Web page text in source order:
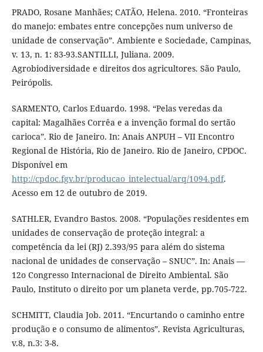
PRADO, Rosane Manhães; CATÃO, Helena. 2010. “Fronteiras
do manejo: embates entre concepções num universo de
unidade de conservação”. Ambiente e Sociedade, Campinas,
v. 13, n. 1: 83-93.SANTILLI, Juliana. 2009.
Agrobiodiversidade e direitos dos agricultores. São Paulo,
Peirópolis.
SARMENTO, Carlos Eduardo. 1998. “Pelas veredas da
capital: Magalhães Corrêa e a invenção formal do sertão
carioca”. Rio de Janeiro. In: Anais ANPUH – VII Encontro
Regional de História, Rio de Janeiro. Rio de Janeiro, CPDOC.
Disponível em
http://cpdoc.fgv.br/producao_intelectual/arq/1094.pdf.
Acesso em 12 de outubro de 2019.
SATHLER, Evandro Bastos. 2008. “Populações residentes em
unidades de conservação de proteção integral: a
competência da lei (RJ) 2.393/95 para além do sistema
nacional de unidades de conservação – SNUC”. In: Anais —
12o Congresso Internacional de Direito Ambiental. São
Paulo, Instituto o direito por um planeta verde, pp.705-722.
SCHMITT, Claudia Job. 2011. “Encurtando o caminho entre
produção e o consumo de alimentos”. Revista Agriculturas,
v.8, n.3: 3-8.